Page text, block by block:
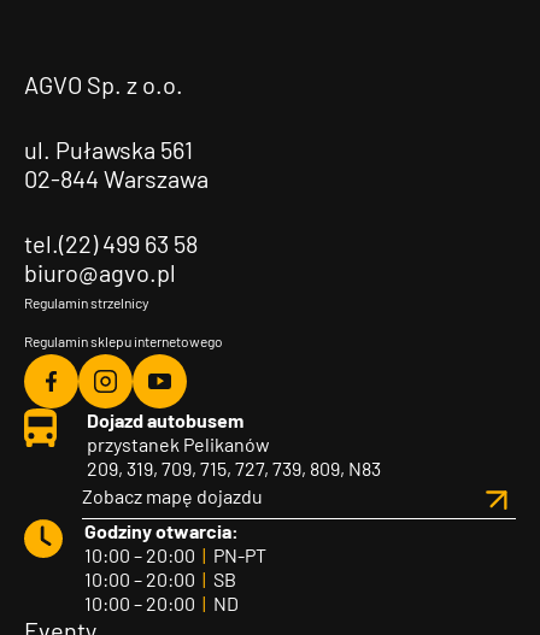
AGVO Sp. z o.o.
ul. Puławska 561
02-844 Warszawa
tel.(22) 499 63 58
biuro@agvo.pl
Regulamin strzelnicy
Regulamin sklepu internetowego
Agvo
Facebook
Agvo
Instagram
Agvo
YouTube
Dojazd autobusem
przystanek Pelikanów
209, 319, 709, 715, 727, 739, 809, N83
Zobacz mapę dojazdu
Godziny otwarcia:
10:00 – 20:00 | PN-PT
10:00 – 20:00 | SB
10:00 – 20:00 | ND